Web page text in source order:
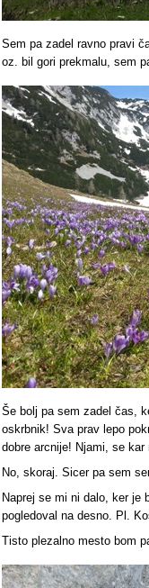
Sem pa zadel ravno pravi
oz. bil gori prekmalu, sem
Še bolj pa sem zadel čas,
oskrbnik! Sva prav lepo
dobre arcnije! Njami, se
No, skoraj. Sicer pa sem
Naprej se mi ni dalo, ker je
pogledoval na desno. Pl.
Tisto plezalno mesto bom